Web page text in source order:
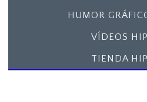
HUMOR
VÍDEOS
TIENDA